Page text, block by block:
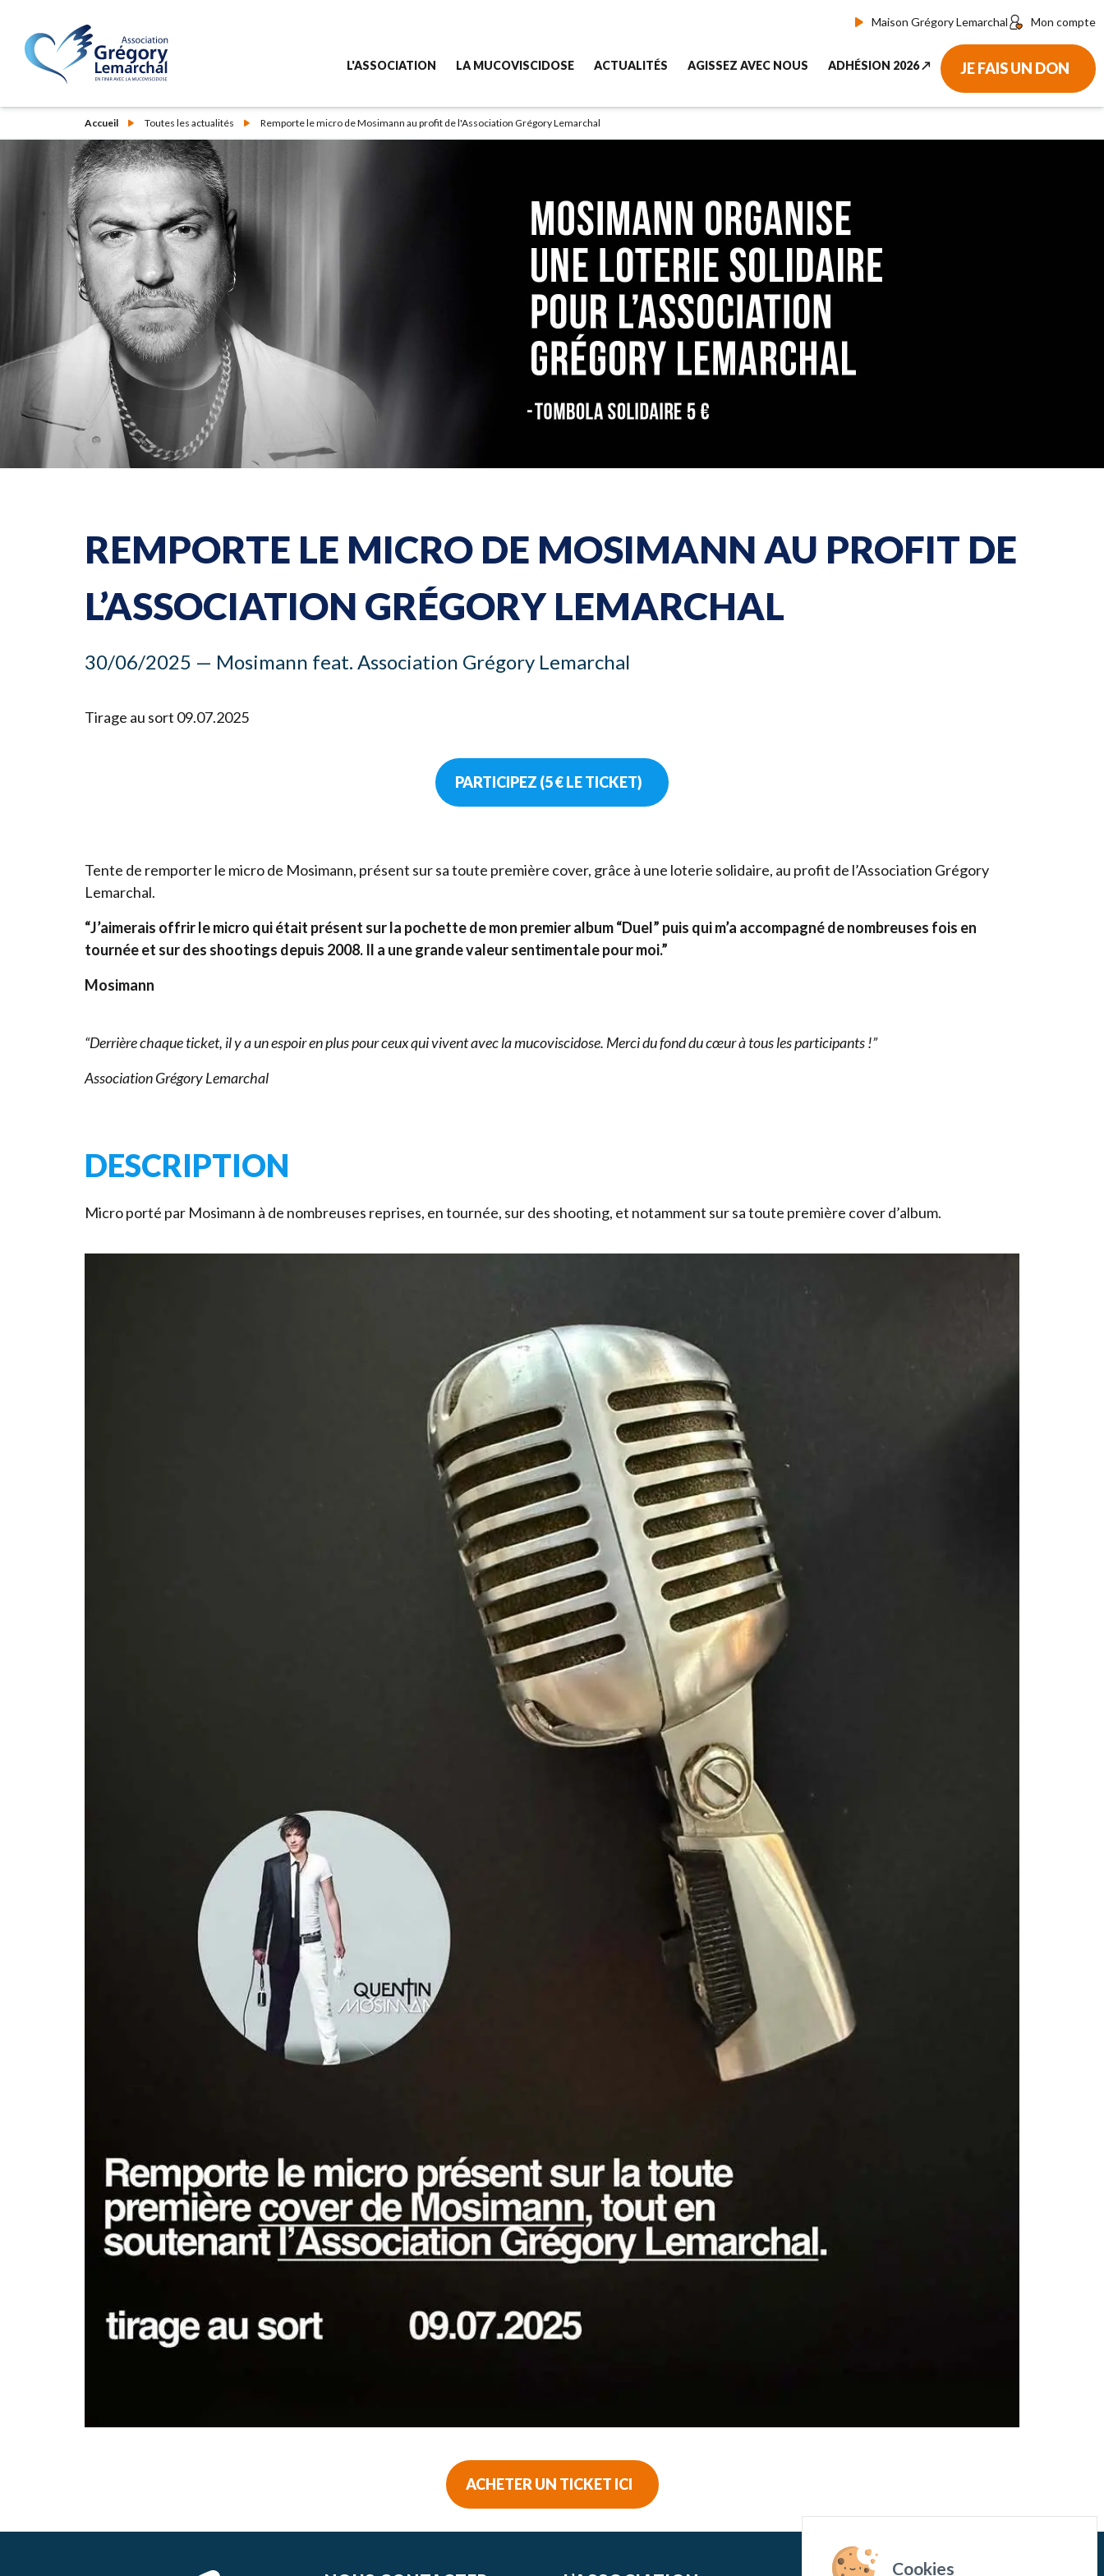
Maison Grégory Lemarchal Mon compte
L'ASSOCIATION
L'association
LA MUCOVISCIDOSE
Qu'est-ce que c'est ?
Aujourd'hui avec la mucoviscidose...
Vous êtes concernés par la muco ?
ACTUALITÉS
Toutes nos actualités
AGISSEZ AVEC NOUS
Comment nous aider
Donner chaque mois
Devenir adhérent
Devenir bénévole
Pour les écoles
Legs & Assurance-vie
Devenir partenaire
ADHÉSION 2026 ↗︎
Adhérer ou renouveler votre adhésion par CB
JE FAIS UN DON
Accueil Toutes les actualités Remporte le micro de Mosimann au profit de l'Association Grégory Lemarchal
REMPORTE LE MICRO DE MOSIMANN AU PROFIT DE
L’ASSOCIATION GRÉGORY LEMARCHAL
30/06/2025 — Mosimann feat. Association Grégory Lemarchal
Tirage au sort 09.07.2025
PARTICIPEZ (5 € LE TICKET)
Tente de remporter le micro de Mosimann, présent sur sa toute première cover, grâce à une loterie solidaire, au profit de l’Association Grégory
Lemarchal.
“J’aimerais offrir le micro qui était présent sur la pochette de mon premier album“Duel” puis qui m’a accompagné de nombreuses fois en
tournée et sur des shootings depuis 2008. Il a une grande valeur sentimentale pour moi.”
Mosimann
“Derrière chaque ticket, il y a un espoir en plus pour ceux qui vivent avec la mucoviscidose. Merci du fond du cœur à tous les participants !”
Association Grégory Lemarchal
DESCRIPTION
Micro porté par Mosimann à de nombreuses reprises, en tournée, sur des shooting, et notamment sur sa toute première cover d’album.
ACHETER UN TICKET ICI